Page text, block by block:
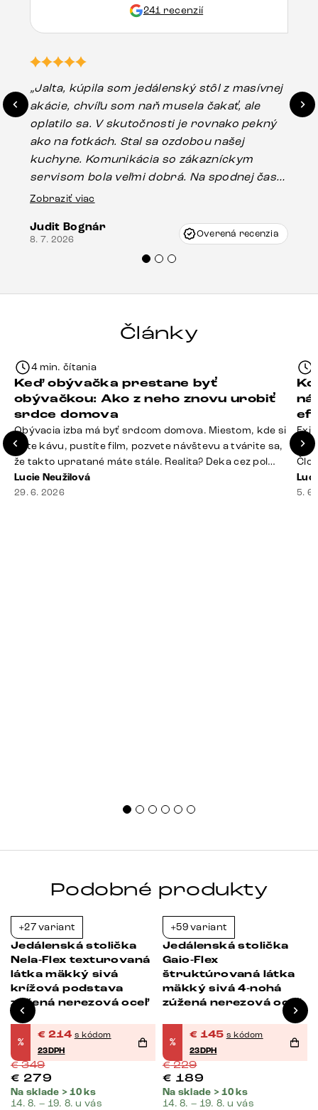
241 recenzií
„Jalta, kúpila som jedálenský stôl z masívnej
akácie, chvíľu som naň musela čakať, ale
oplatilo sa. V skutočnosti je rovnako pekný
ako na fotkách. Stal sa ozdobou našej
kuchyne. Komunikácia so zákazníckym
servisom bola veľmi dobrá. Na spodnej časti
stola bolo malé poškodenie, pravdepodobne
Vincze pri riešení mojej záležitosti pristúpili
veľmi korektne. Odporúčam produkty Delife
Zobraziť viac
Judit Bognár
8. 7. 2026 Overená recenzia
Články
4 min. čítania
Keď obývačka prestane byť
obývačkou: Ako z neho znovu urobiť
srdce domova
Obývacia izba má byť srdcom domova. Miestom, kde si
dáte kávu, pustíte film, pozvete návštevu a tvárite sa,
že takto upratané máte stále. Realita? Deka cez pol
sedačky, ovládač záhadne zmizol, konferenčný stolík
slúži ako odkladisko všetkého od účteniek po balzam
Lucie Neužilová
29. 6. 2026
si
5.
Podobné produkty
+27 variant
Jedálenská stolička
Nela-Flex texturovaná
látka mäkký sivá
krížová podstava
zúžená nerezová oceľ
%
€ 214 s kódom
23DPH
€349
€ 279
Na sklade > 10 ks
14. 8. – 19. 8. u vás
+59 variant
Jedálenská stolička
Gaio-Flex
štruktúrovaná látka
mäkký sivá 4-nohá
zúžená nerezová oceľ
%
€ 145 s kódom
23DPH
€229
€ 189
Na sklade > 10 ks
14. 8. – 19. 8. u vás